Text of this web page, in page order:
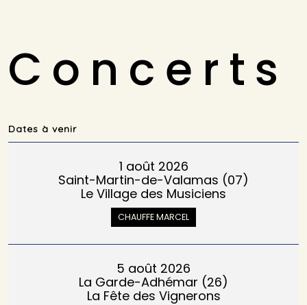
Concerts
Dates à venir
1 août 2026
Saint-Martin-de-Valamas (07)
Le Village des Musiciens
CHAUFFE MARCEL
5 août 2026
La Garde-Adhémar (26)
La Fête des Vignerons